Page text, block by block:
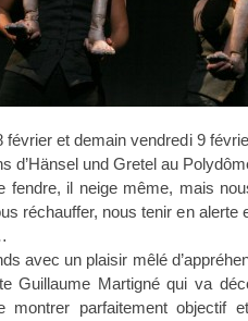
février et demain vendredi 9
d’Hänsel und Gretel au
fendre, il neige même, mais
réchauffer, nous tenir en
avec un plaisir mêlé
Guillaume Martigné qui va
montrer parfaitement objectif